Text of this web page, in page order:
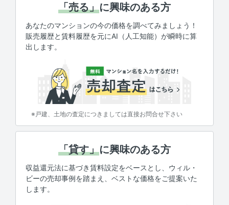
「売る」に興味のある方
あなたのマンションの今の価格を調べてみましょう！
販売履歴と賃料履歴を元にAI（人工知能）が瞬時に算
出します。
※戸建、土地の査定につきましては直接お問合せ下さい
「貸す」に興味のある方
収益還元法に基づき賃料設定をベースとし、ウィル・
ビーの売却事例を踏まえ、ベストな価格をご提案いた
します。